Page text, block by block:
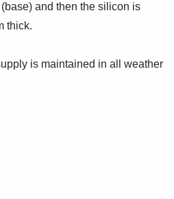
and then the silicon is
thick.
is maintained in all weather